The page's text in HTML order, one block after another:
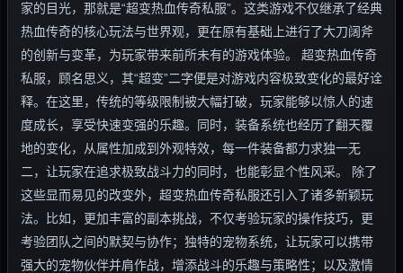
家的目光，那就是“超变热血传奇私服”。这类游戏不仅继承了经典
热血传奇的核心玩法与世界观，更在原有基础上进行了大刀阔斧
的创新与变革，为玩家带来前所未有的游戏体验。 超变热血传奇
私服，顾名思义，其“超变”二字便是对游戏内容极致变化的最好诠
释。在这里，传统的等级限制被大幅打破，玩家能够以惊人的速
度成长，享受快速变强的乐趣。同时，装备系统也经历了翻天覆
地的变化，从属性加成到外观特效，每一件装备都力求独一无
二，让玩家在追求极致战斗力的同时，也能彰显个性风采。 除了
这些显而易见的改变外，超变热血传奇私服还引入了诸多新颖玩
法。比如，更加丰富的副本挑战，不仅考验玩家的操作技巧，更
考验团队之间的默契与协作；独特的宠物系统，让玩家可以携带
强大的宠物伙伴并肩作战，增添战斗的乐趣与策略性；以及激情